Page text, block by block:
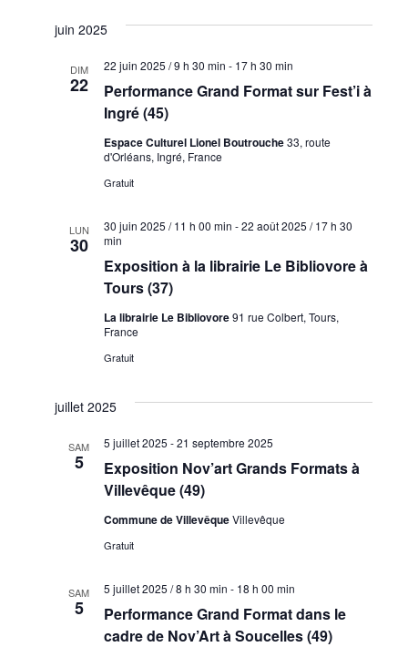
juin 2025
DIM
22
Performance Grand Format sur Fest’i à
Ingré (45)
22 juin 2025 / 9 h 30 min - 17 h 30 min
Espace Culturel Lionel Boutrouche33, route
d'Orléans, Ingré, France
Gratuit
LUN
30
Exposition à la librairie Le Bibliovore à
Tours (37)
30 juin 2025 / 11 h 00 min -22 août 2025 / 17 h 30
min
La librairie Le Bibliovore91 rue Colbert, Tours,
France
Gratuit
juillet 2025
SAM
5
Exposition Nov’art Grands Formats à
Villevêque (49)
5 juillet 2025 -21 septembre 2025
Commune de VillevêqueVillevêque
Gratuit
SAM
5
Performance Grand Format dans le
cadre de Nov’Art à Soucelles (49)
5 juillet 2025 / 8 h 30 min - 18 h 00 min